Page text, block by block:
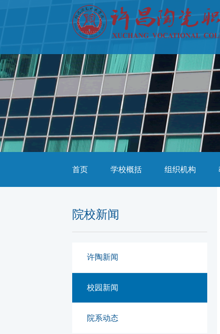
首页 学校概括 组织机构
院校新闻
许陶新闻
校园新闻
院系动态